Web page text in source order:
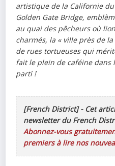
artistique de la Californie
Golden Gate Bridge,
au quai des pêcheurs où
charmés, la « ville près de
de rues tortueuses qui
fait le plein de caféine dans
parti !
[French District] - Cet
newsletter du French
Abonnez-vous
premiers à lire nos